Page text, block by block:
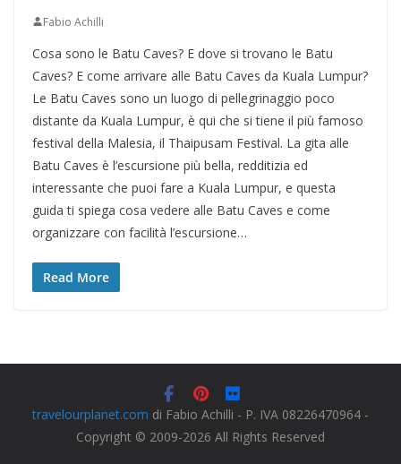
Fabio Achilli
Cosa sono le Batu Caves? E dove si trovano le Batu
Caves? E come arrivare alle Batu Caves da Kuala Lumpur?
Le Batu Caves sono un luogo di pellegrinaggio poco
distante da Kuala Lumpur, è qui che si tiene il più famoso
festival della Malesia, il Thaipusam Festival. La gita alle
Batu Caves è l’escursione più bella, redditizia ed
interessante che puoi fare a Kuala Lumpur, e questa
guida ti spiega cosa vedere alle Batu Caves e come
organizzare con facilità l’escursione…
Read More
travelourplanet.com di Fabio Achilli - P. IVA 08226470964 -
Copyright © 2009-2026 All Rights Reserved